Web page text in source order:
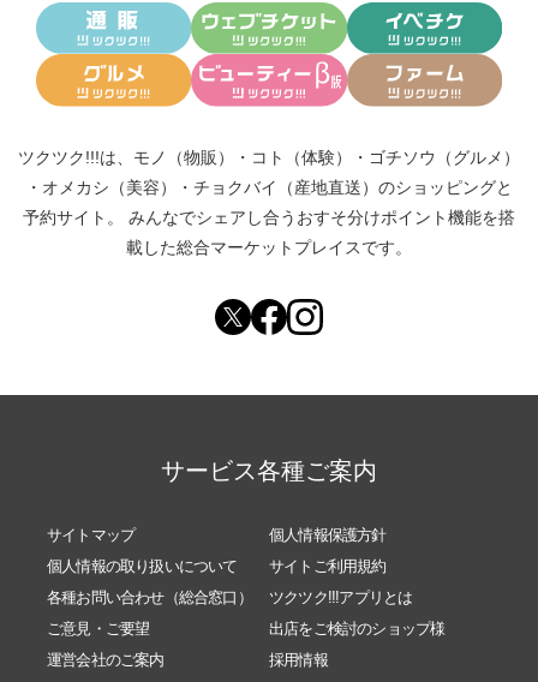
ツクツク!!!は、 モノ（物販） ・ コト（体験） ・ ゴチソウ（グルメ）
・ オメカシ（美容） ・ チョクバイ（産地直送） のショッピングと
予約サイト。
みんなでシェアし合う おすそ分けポイント機能を搭
載した総合マーケットプレイスです。
サービス各種ご案内
サイトマップ
個人情報保護方針
個人情報の取り扱いについて
サイトご利用規約
各種お問い合わせ（総合窓口）
ツクツク!!!アプリとは
ご意見・ご要望
出店をご検討のショップ様
運営会社のご案内
採用情報